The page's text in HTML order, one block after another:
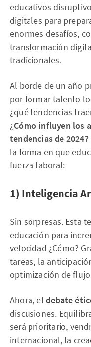
educativos
digitales para
enormes desafíos,
transformación
tradicionales.
Al borde de un año
por formar talento
¿qué tendencias
¿Cómo influyen los
tendencias de 2024?
la forma en que
fuerza laboral:
1) Inteligencia
Sin sorpresas. Esta
educación para
velocidad ¿Cómo?
tareas, la
optimización de
Ahora, el debate
discusiones.
será prioritario,
internacional, la